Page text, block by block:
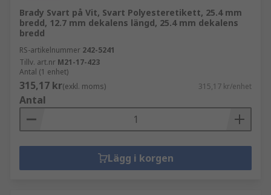
Brady Svart på Vit, Svart Polyesteretikett, 25.4 mm
bredd, 12.7 mm dekalens längd, 25.4 mm dekalens
bredd
RS-artikelnummer 242-5241
Tillv. art.nr M21-17-423
Antal (1 enhet)
315,17 kr(exkl. moms) 315,17 kr/enhet
Antal
Lägg i korgen